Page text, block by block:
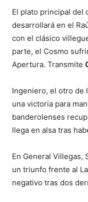
El plato principal del
desarrollará en el
con el clásico
parte, el Cosmo
Apertura. Transmite
Ingeniero, el otro de
una victoria para
banderolenses
llega en alsa tras
En General Villegas,
un triunfo frente al
negativo tras dos